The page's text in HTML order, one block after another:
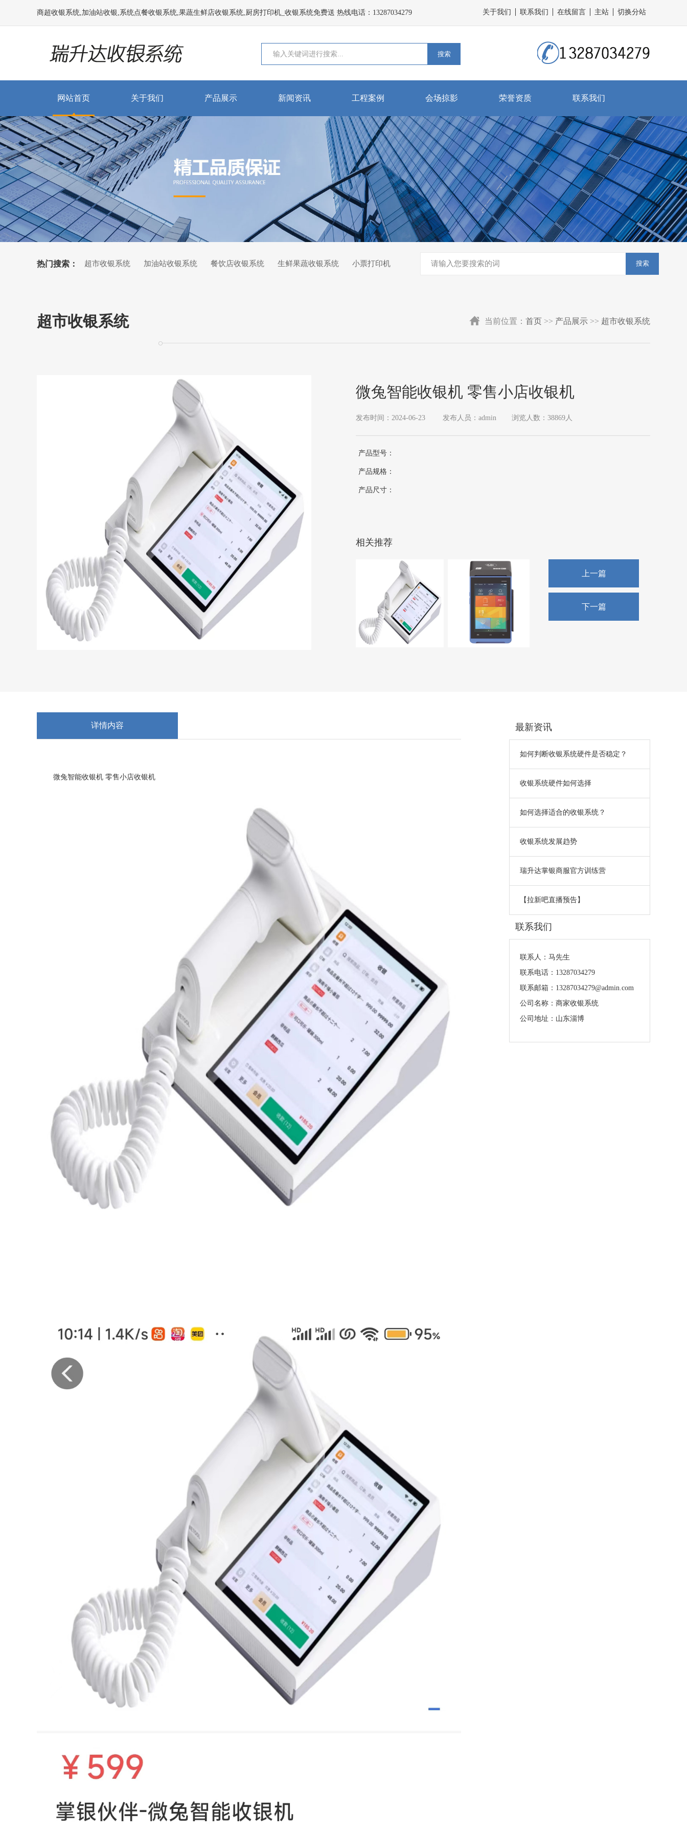
商超收银系统,加油站收银,系统点餐收银系统,果蔬生鲜店收银系统,厨房打印机_收银系统免费送 热线电话：13287034279 关于我们 联系我们 在线留言 主站 切换分站
搜索
网站首页 关于我们 产品展示 新闻资讯 工程案例 会场掠影 荣誉资质 联系我们
热门搜索： 超市收银系统 加油站收银系统 餐饮店收银系统 生鲜果蔬收银系统 小票打印机 搜索
超市收银系统 当前位置： 首页 >> 产品展示 >> 超市收银系统
微兔智能收银机 零售小店收银机
发布时间：2024-06-23 发布人员：admin 浏览人数：38869人
产品型号：
产品规格：
产品尺寸：
相关推荐
上一篇
下一篇
详情内容
微兔智能收银机 零售小店收银机
最新资讯
如何判断收银系统硬件是否稳定？
收银系统硬件如何选择
如何选择适合的收银系统？
收银系统发展趋势
瑞升达掌银商服官方训练营
【拉新吧直播预告】
联系我们
联系人：马先生
联系电话：13287034279
联系邮箱：13287034279@admin.com
公司名称：商家收银系统
公司地址：山东淄博